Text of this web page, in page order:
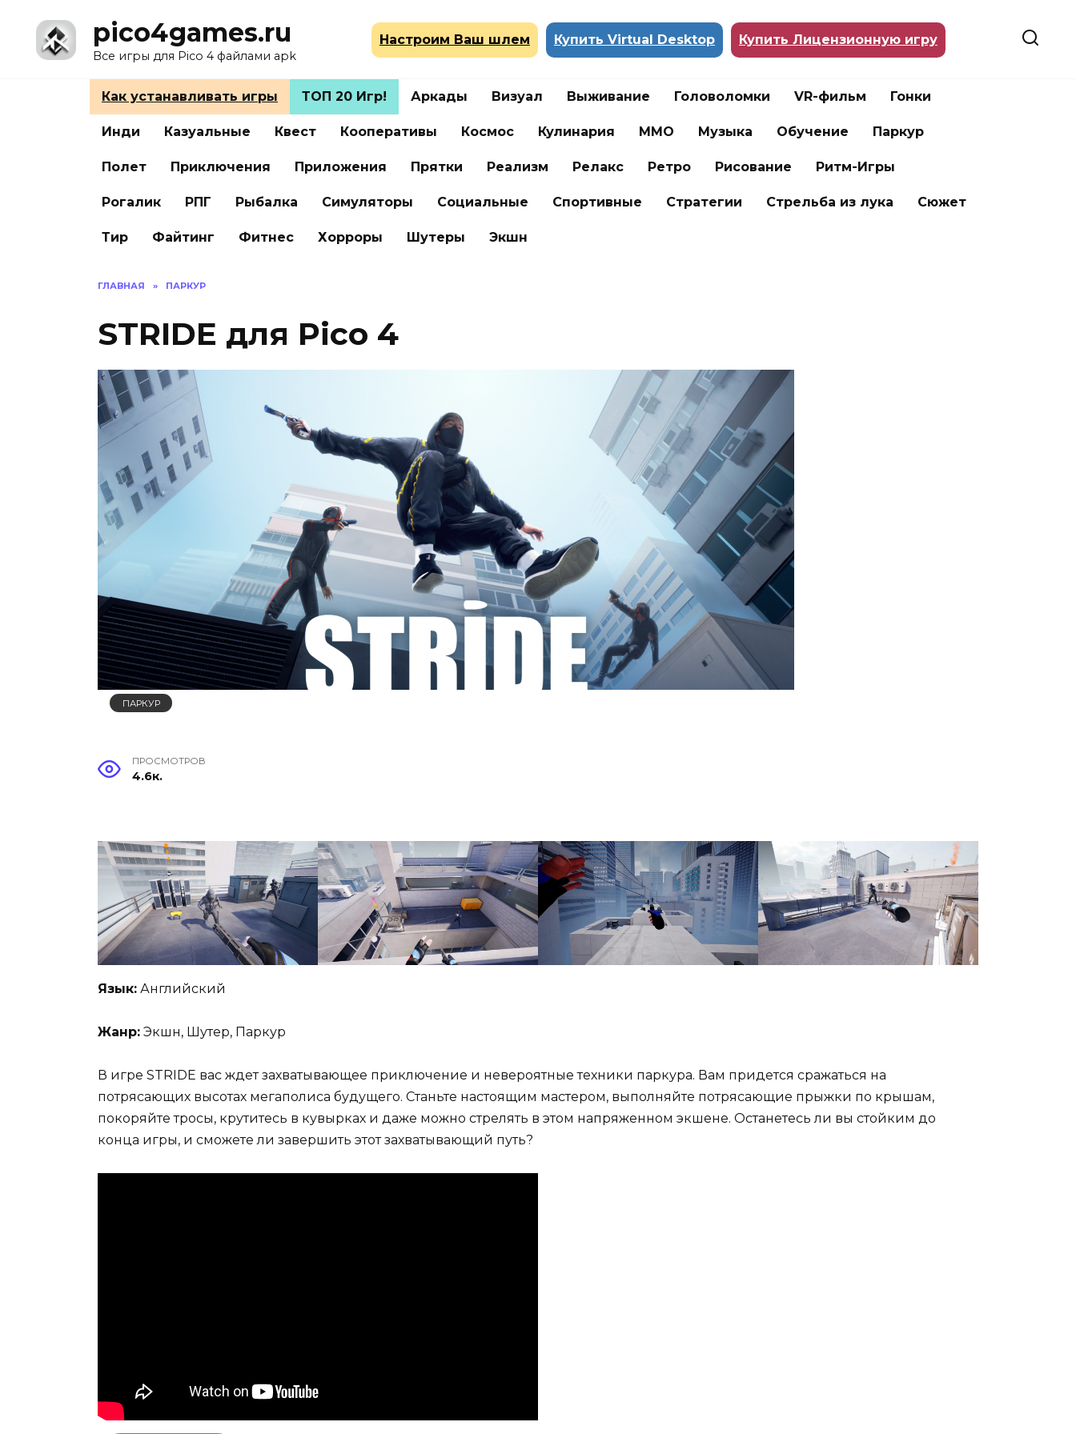
содержанию
pico4games.ru
Все игры для Pico 4 файлами apk
Настроим Ваш шлем Купить Virtual Desktop Купить Лицензионную игру
Как устанавливать игры ТОП 20 Игр! Аркады Визуал Выживание Головоломки VR-фильм Гонки
Инди Казуальные Квест Кооперативы Космос Кулинария ММО Музыка Обучение Паркур
Полет Приключения Приложения Прятки Реализм Релакс Ретро Рисование Ритм-Игры
Рогалик РПГ Рыбалка Симуляторы Социальные Спортивные Стратегии Стрельба из лука Сюжет
Тир Файтинг Фитнес Хорроры Шутеры Экшн
ГЛАВНАЯ » ПАРКУР
STRIDE для Pico 4
ПАРКУР
ПРОСМОТРОВ
4.6к.
Язык: Английский
Жанр: Экшн, Шутер, Паркур
В игре STRIDE вас ждет захватывающее приключение и невероятные техники паркура. Вам придется сражаться на
потрясающих высотах мегаполиса будущего. Станьте настоящим мастером, выполняйте потрясающие прыжки по крышам,
покоряйте тросы, крутитесь в кувырках и даже можно стрелять в этом напряженном экшене. Останетесь ли вы стойким до
конца игры, и сможете ли завершить этот захватывающий путь?